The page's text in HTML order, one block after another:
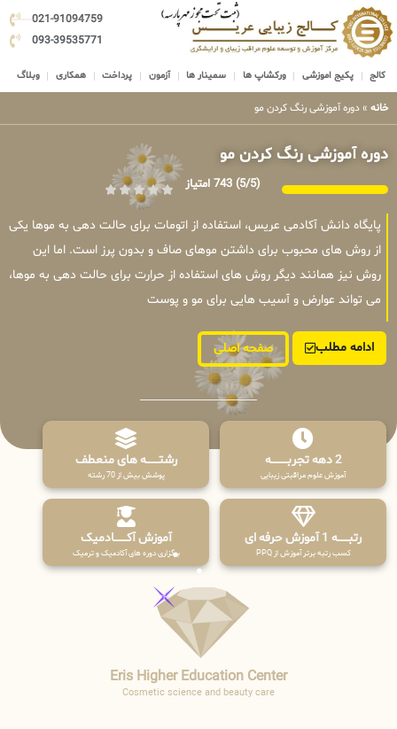
021-91094759
093-39535771
کالج پکیج اموزشی ورکشاپ ها سمینار ها آزمون پرداخت همکاری وبلاگ
خانه » دوره آموزشی رنگ کردن مو
دوره آموزشی رنگ کردن مو
(5/5) 743 امتیاز
پایگاه دانش آکادمی عریس، استفاده از اتومات برای حالت دهی به موها یکی
از روش های محبوب برای داشتن موهای صاف و بدون پرز است. اما این
روش نیز همانند دیگر روش های استفاده از حرارت برای حالت دهی به موها،
می تواند عوارض و آسیب هایی برای مو و پوست
ادامه مطلب صفحه اصلی
2 دهه تجربـــــــــه
آموزش علوم مراقبتی زیبایی
رشتـــــــه های منعطف
پوشش بیش از 70 رشته
رتبــــــه 1 آموزش حرفه ای
کسب رتبه برتر آموزش از PPQ
آموزش آکـــــــادمیک
برگزاری دوره های آکادمیک و ترمیک
Eris Higher Education Center
Cosmetic science and beauty care